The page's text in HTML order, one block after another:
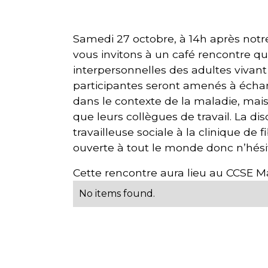
Samedi 27 octobre, à 14h après
vous invitons à un café rencontre
interpersonnelles des adultes
participantes seront amenés à
dans le contexte de la maladie,
que leurs collègues de travail. La
travailleuse sociale à la clinique de
ouverte à tout le monde donc
Cette rencontre aura lieu au CCSE
No items found.